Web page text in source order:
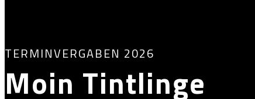
TERMINVERGABEN 2026
Moin Tintlinge